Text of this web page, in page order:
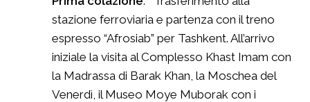
stazione ferroviaria e partenza con il treno
espresso “Afrosiab” per Tashkent. All’arrivo
iniziale la visita al Complesso Khast Imam con
la Madrassa di Barak Khan, la Moschea del
Venerdì, il Museo Moye Muborak con i